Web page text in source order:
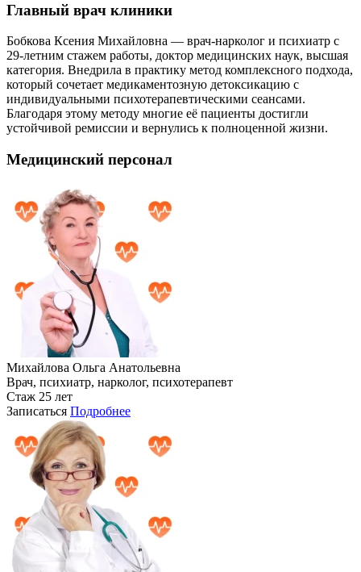
Главный врач клиники
Бобкова Ксения Михайловна — врач-нарколог и психиатр с
29-летним стажем работы, доктор медицинских наук, высшая
категория. Внедрила в практику метод комплексного подхода,
который сочетает медикаментозную детоксикацию с
индивидуальными психотерапевтическими сеансами.
Благодаря этому методу многие её пациенты достигли
устойчивой ремиссии и вернулись к полноценной жизни.
Медицинский персонал
Михайлова Ольга Анатольевна
Врач, психиатр, нарколог, психотерапевт
Стаж 25 лет
Записаться Подробнее